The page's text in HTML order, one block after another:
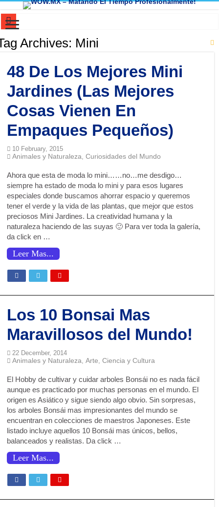
Mi cerebro resolvió un problema que yo ya había abandonado. ¿Y el tuyo?
100 Cosas Que Eran Normales (1980-2005) y Hoy Parecen Absurdas
El Primer THERIAN de la Historia…..No lo vas a creer!
Manifiesto del Humorista Funcional (Version Audio con mi voz y version
El Lenguaje de nuestra Cocina: ¿Huevos o Blanquillos?
🎧 Huevos con aceite : cómo Chihuahua aprendió inglés… sin saber inglés
Mitología Vs. Ciencia : ¿Es real que alguien pueda “ver” con las manos, la
El Espectro del Héroe Invisible: Cuando la Esperanza Nace de la Nada
El Secreto de la Conciencia: Cuando los Recuerdos Pertenecen a Otros
¿El inglés tiene un lado oscuro? La trampa de los homógrafos 🤯
El Gran Secreto de Buscaminas: Por Qué el Juego Te Deja Ganar……al
¡Tu Mente te Engaña! Los 7 Fenómenos Psicológicos Sociales que
Infografía : El Arte De Fabricar Recuerdos
34 Trucos de Manipulación Inmorales Expuestos: Ejemplos Detallados y
El arte perdido del sueño: cómo los humanos olvidaron dormir en dos turnos
Los peligros del espacio abierto: Más allá del vacío
¡El Sentido Común y la Lógica: Dos Caras de la Misma Moneda!
¿De Verdad Sabes Cómo Cepillarte los Dientes? Seguro Que No
¿Mi Abuelita y Papás Tenían Razón? 🤔 Por Qué Los Remedios Caseros SÍ
Archives: Mini
48 De Los Mejores Mini
Jardines (Las Mejores
Cosas Vienen En
Empaques Pequeños)
10 February, 2015
Animales y Naturaleza,Curiosidades del Mundo
Ahora que esta de moda lo mini……no…me desdigo…
siempre ha estado de moda lo mini y para esos lugares
especiales donde buscamos ahorrar espacio y queremos
tener el verde y la vida de las plantas, que mejor que estos
preciosos Mini Jardines. La creatividad humana y la
naturaleza haciendo de las suyas 🙂 Para ver toda la galería,
da click en …
Leer Mas...
Los 10 Bonsai Mas
Maravillosos del Mundo!
22 December, 2014
Animales y Naturaleza,Arte,Ciencia y Cultura
El Hobby de cultivar y cuidar arboles Bonsái no es nada fácil
aunque es practicado por muchas personas en el mundo. El
origen es Asiático y sigue siendo algo obvio. Sin sorpresas,
los arboles Bonsái mas impresionantes del mundo se
encuentran en colecciones de maestros Japoneses. Este
listado incluye aquellos 10 Bonsái mas únicos, bellos,
balanceados y realistas. Da click …
Leer Mas...